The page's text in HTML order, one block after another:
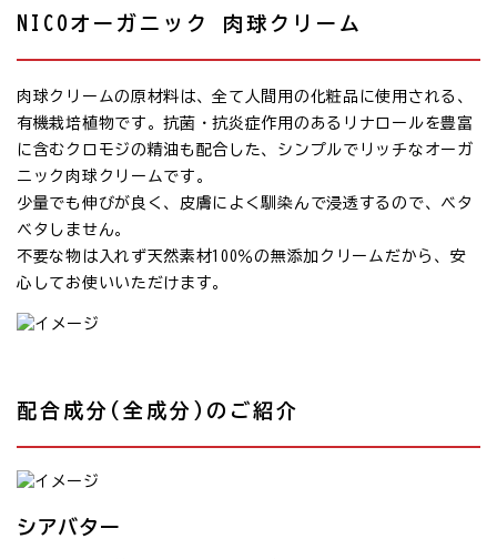
NICOオーガニック 肉球クリーム
肉球クリームの原材料は、全て人間用の化粧品に使用される、
有機栽培植物です。抗菌・抗炎症作用のあるリナロールを豊富
に含むクロモジの精油も配合した、シンプルでリッチなオーガ
ニック肉球クリームです。
少量でも伸びが良く、皮膚によく馴染んで浸透するので、ベタ
ベタしません。
不要な物は入れず天然素材100％の無添加クリームだから、安
心してお使いいただけます。
配合成分(全成分)のご紹介
シアバター